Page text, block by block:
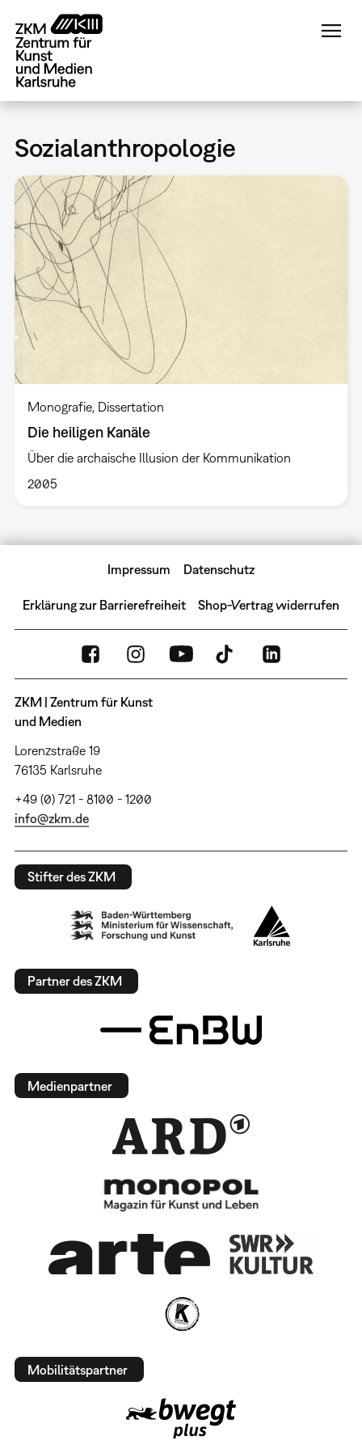
zum
Inhalt
Sozialanthropologie
Monografie Dissertation
Die heiligen Kanäle
Über die archaische Illusion der Kommunikation
2005
Impressum Datenschutz
Erklärung zur Barrierefreiheit Shop-Vertrag widerrufen
ZKM | Zentrum für Kunst
und Medien
Lorenzstraße 19
76135 Karlsruhe
+49 (0) 721 - 8100 - 1200
info@zkm.de
Stifter des ZKM
Partner des ZKM
Medienpartner
Mobilitätspartner